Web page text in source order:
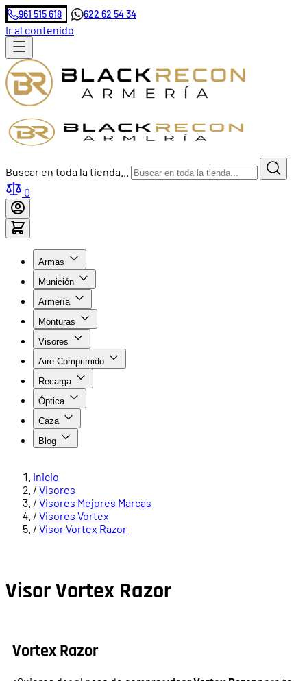
961 515 618 622 62 54 34
Ir al contenido
Buscar en toda la tienda...
0
Armas
Munición
Armería
Monturas
Visores
Aire Comprimido
Recarga
Óptica
Caza
Blog
Inicio
/ Visores
/ Visores Mejores Marcas
/ Visores Vortex
/ Visor Vortex Razor
Visor Vortex Razor
Vortex Razor